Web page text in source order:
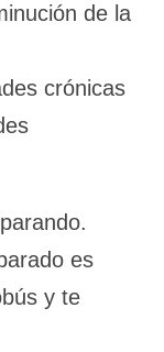
de la
crónicas
es
y te